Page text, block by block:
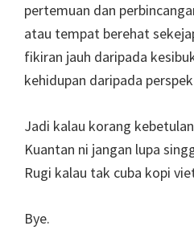
pertemuan dan
atau tempat berehat
fikiran jauh daripada
kehidupan daripada
Jadi kalau korang
Kuantan ni jangan lupa
Rugi kalau tak cuba kopi
Bye.